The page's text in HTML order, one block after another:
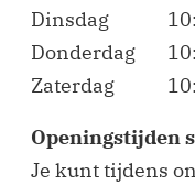
Dinsdag
Donderdag
Zaterdag
Openingstijden
Je kunt tijdens